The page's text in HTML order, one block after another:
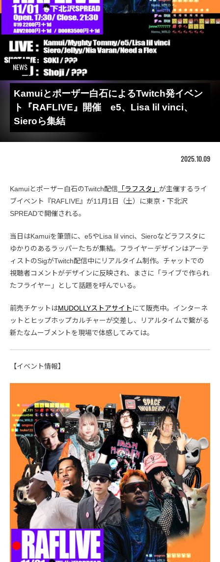
NEWS
Kamuiとポーザー白石によるTwitch発イベン
ト『RAFLIVE』開催 e5、Lisa lil vinci、
Sieroら集結
2025.10.09
Kamuiとポーザー白石のTwitch配信 「ラフスタ」 が主催するライ
ブイベント『RAFLIVE』が11月1日（土）に東京・下北沢
SPREADで開催される。
当日はKamuiを筆頭に、e5やLisa lil vinci、Sieroなどラフスタに
ゆかりのあるラッパーたちが集結。フライヤーデザインはアーテ
ィストのSigがTwitch配信中にリアルタイム制作。チャットでの
視聴者コメントがデザインに反映され、まさに「ライブで作られ
たフライヤー」として話題を呼んでいる。
前売チケットはMUDOLLYストアサイト にて販売中。インターネ
ットとヒップホップカルチャーが交差し、リアルタイムで繋がる
新たなムーブメントを現場で体感してみては。
【イベント情報】